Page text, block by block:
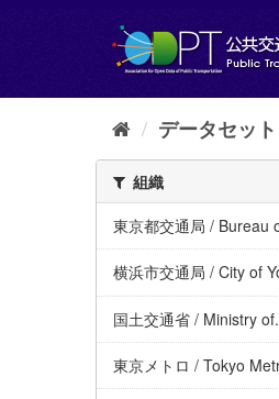
し
データセット
組織
東京都交通局 / Bureau
横浜市交通局 / City of
国土交通省 / Ministry
東京メトロ / Tokyo